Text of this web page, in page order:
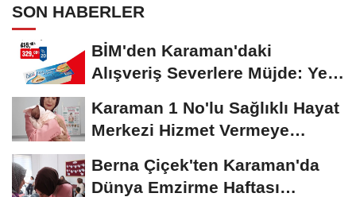
SON HABERLER
BİM'den Karaman'daki
Alışveriş Severlere Müjde: Yeni
Karaman 1 No'lu Sağlıklı Hayat
Merkezi Hizmet Vermeye
Berna Çiçek'ten Karaman'da
Dünya Emzirme Haftası